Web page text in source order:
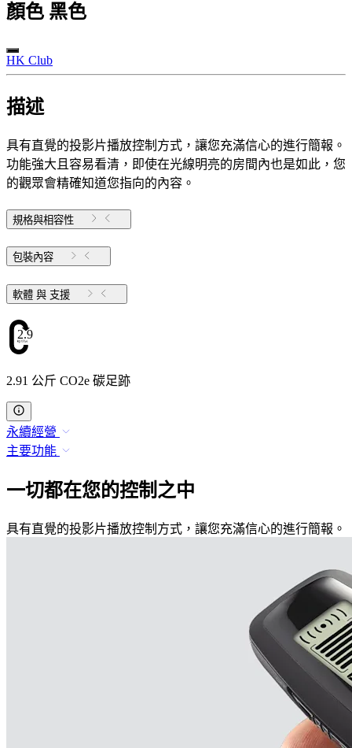
顏色 黑色
HK Club
描述
具有直覺的投影片播放控制方式，讓您充滿信心的進行簡報。
功能強大且容易看清，即使在光線明亮的房間內也是如此，您
的觀眾會精確知道您指向的內容。
規格與相容性
包裝內容
軟體 與 支援
2.91
2.91 公斤 CO2e 碳足跡
永續經營
主要功能
一切都在您的控制之中
具有直覺的投影片播放控制方式，讓您充滿信心的進行簡報。